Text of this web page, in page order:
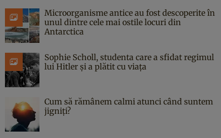
Microorganisme antice au fost descoperite în
unul dintre cele mai ostile locuri din
Antarctica
Sophie Scholl, studenta care a sfidat regimul
lui Hitler și a plătit cu viața
Cum să rămânem calmi atunci când suntem
jigniți?